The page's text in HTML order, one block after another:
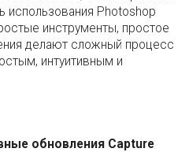
использования Photoshop
инструменты, простое
делают сложный процесс
интуитивным и
обновления Capture